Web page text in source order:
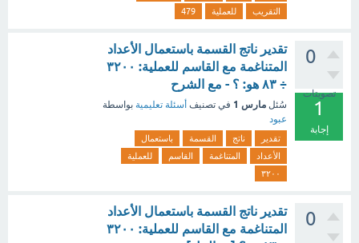
التقريب
للعملية 479
0
تصويتات
1
إجابة
تقدير ناتج القسمة باستعمال الأعداد
المتناغمة مع القاسم للعملية: ٣٢٠٠
÷ ٨٣ هو: ؟ - مع الشرح
سُئل مارس 1 في تصنيف أسئلة تعليمية بواسطة
عبود
تقدير ناتج القسمة
باستعمال
الأعداد
المتناغمة القاسم
للعملية
٣٢٠٠
0
تقدير ناتج القسمة باستعمال الأعداد
المتناغمة مع القاسم للعملية: ٣٢٠٠